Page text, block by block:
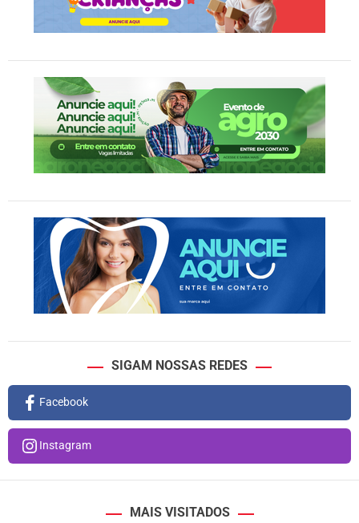
SIGAM NOSSAS REDES
Facebook
Instagram
MAIS VISITADOS